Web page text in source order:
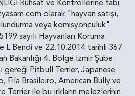
Ruhsat ve Kontrollerine tabi
olarak "hayvan satışı,
veya komisyonculuk"
sayılı Hayvanları Koruma
L Bendi ve 22.10.2014 tarihli 367
Bakanlığı 4. Bölge İzmir Şube
gereği Pitbull Terrier, Japanese
Fila Brasileiro, American Bully ve
ile bu ırkların melezlerinin